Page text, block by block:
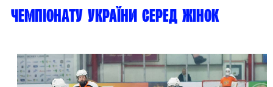
чемпіонату України серед жінок